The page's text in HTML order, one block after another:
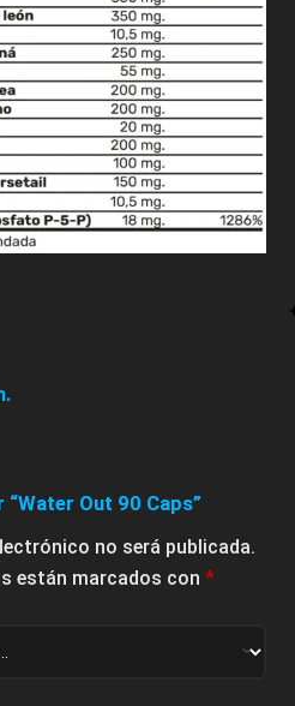
Out 90 Caps”
no será publicada.
están marcados con *